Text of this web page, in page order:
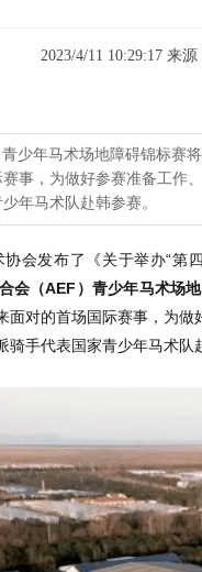
2023/4/11 10:29:17 来源
少年马术场地障碍锦标赛
事，为做好参赛准备工作
年马术队赴韩参赛。
会发布了《关于举办“第
会（AEF）青少年马术场
面对的首场国际赛事，为
骑手代表国家青少年马术队